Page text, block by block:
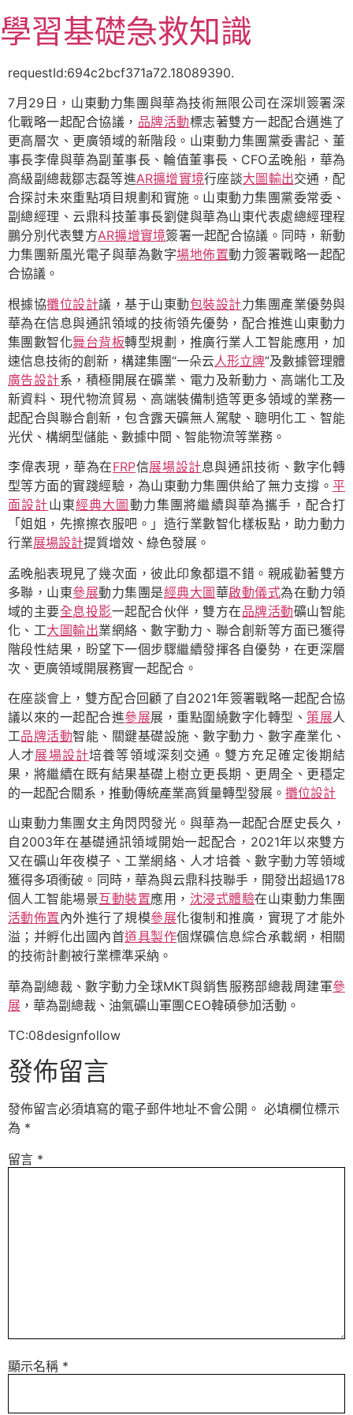
至
主
容
學習基礎急救知識
requestId:694c2bcf371a72.18089390.
7月29日，山東動力集團與華為技術無限公司在深圳簽署深
化戰略一起配合協議， 品牌活動標志著雙方一起配合邁進了
更高層次、更廣領域的新階段。山東動力集團黨委書記、董
事長李偉與華為副董事長、輪值董事長、CFO孟晚船，華為
高級副總裁鄒志磊等進AR擴增實境行座談大圖輸出交通，配
合探討未來重點項目規劃和實施。山東動力集團黨委常委、
副總經理、云鼎科技董事長劉健與華為山東代表處總經理程
鵬分別代表雙方AR擴增實境簽署一起配合協議。同時，新動
力集團新風光電子與華為數字場地佈置動力簽署戰略一起配
合協議。
根據協攤位設計議，基于山東動包裝設計力集團產業優勢與
華為在信息與通訊領域的技術領先優勢，配合推進山東動力
集團數智化舞台背板轉型規劃，推廣行業人工智能應用，加
速信息技術的創新，構建集團“一朵云人形立牌”及數據管理體
廣告設計系，積極開展在礦業、電力及新動力、高端化工及
新資料、現代物流貿易、高端裝備制造等更多領域的業務一
起配合與聯合創新，包含露天礦無人駕駛、聰明化工、智能
光伏、構網型儲能、數據中間、智能物流等業務。
李偉表現，華為在FRP信展場設計息與通訊技術、數字化轉
型等方面的實踐經驗，為山東動力集團供給了無力支撐。 平
面設計山東經典大圖 動力集團將繼續與華為攜手，配合打
「姐姐，先擦擦衣服吧。」造行業數智化樣板點，助力動力
行業展場設計提質增效、綠色發展。
孟晚船表現見了幾次面，彼此印象都還不錯。親戚勸著雙方
多聯，山東參展動力集團是經典大圖華啟動儀式為在動力領
域的主要全息投影一起配合伙伴，雙方在品牌活動礦山智能
化、工大圖輸出業網絡、數字動力、聯合創新等方面已獲得
階段性結果，盼望下一個步驟繼續發揮各自優勢，在更深層
次、更廣領域開展務實一起配合。
在座談會上，雙方配合回顧了自2021年簽署戰略一起配合協
議以來的一起配合進參展展，重點圍繞數字化轉型、 策展人
工品牌活動智能、關鍵基礎設施、數字動力、數字產業化、
人才展場設計培養等領域深刻交通。雙方充足確定後期結
果，將繼續在既有結果基礎上樹立更長期、更周全、更穩定
的一起配合關系，推動傳統產業高質量轉型發展。 攤位設計
山東動力集團女主角閃閃發光。與華為一起配合歷史長久，
自2003年在基礎通訊領域開始一起配合，2021年以來雙方
又在礦山年夜模子、工業網絡、人才培養、數字動力等領域
獲得多項衝破。同時，華為與云鼎科技聯手，開發出超過178
個人工智能場景互動裝置應用， 沈浸式體驗在山東動力集團
活動佈置內外進行了規模參展化復制和推廣，實現了才能外
溢；并孵化出國內首道具製作個煤礦信息綜合承載網，相關
的技術計劃被行業標準采納。
華為副總裁、數字動力全球MKT與銷售服務部總裁周建軍參
展 ，華為副總裁、油氣礦山軍團CEO韓碩參加活動。
TC:08designfollow
發佈留言
發佈留言必須填寫的電子郵件地址不會公開。 必填欄位標示
為 *
留言 *
顯示名稱 *